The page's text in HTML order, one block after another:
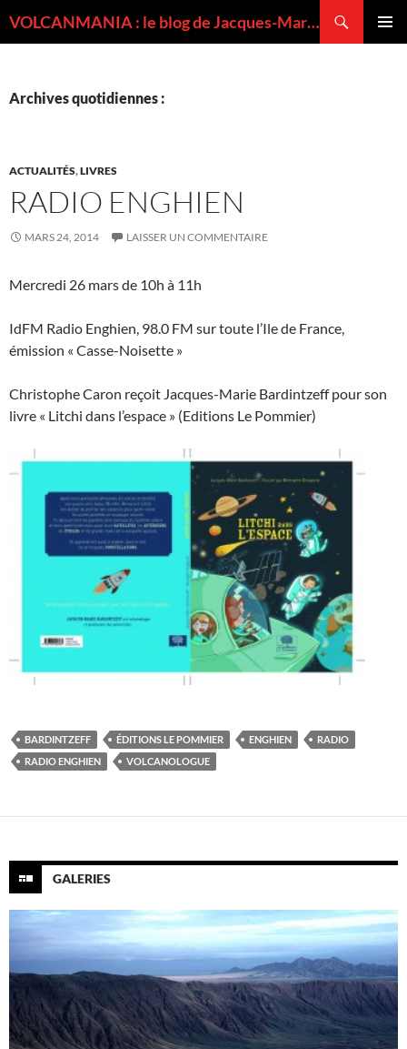
VOLCANMANIA : le blog de Jacques-Marie BARDINTZEFF, volcanologue
Archives quotidiennes :
ACTUALITÉS,LIVRES
RADIO ENGHIEN
MARS 24, 2014 LAISSER UN COMMENTAIRE
Mercredi 26 mars de 10h à 11h
IdFM Radio Enghien, 98.0 FM sur toute l’Ile de France,
émission « Casse-Noisette »
Christophe Caron reçoit Jacques-Marie Bardintzeff pour son
livre « Litchi dans l’espace » (Editions Le Pommier)
BARDINTZEFF ÉDITIONS LE POMMIER ENGHIEN
RADIO
RADIO ENGHIEN
VOLCANOLOGUE
GALERIES